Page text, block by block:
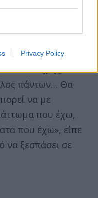
Privacy Policy
Χάλια ε;
ντουλάπα
άσπρο
πω.Πλήρης
πάντων… Θα
να με
που έχω,
που έχω», είπε
να ξεσπάσει σε